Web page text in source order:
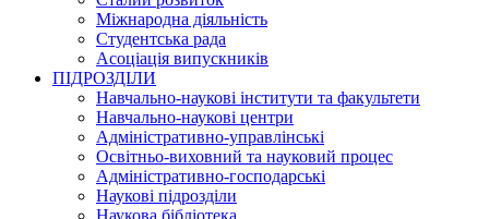
Міжнародна діяльність
Студентська рада
Асоціація випускників
ПІДРОЗДІЛИ
Навчально-наукові інститути та факультети
Навчально-наукові центри
Адміністративно-управлінські
Освітньо-виховний та науковий процес
Адміністративно-господарські
Наукові підрозділи
Наукова бібліотека